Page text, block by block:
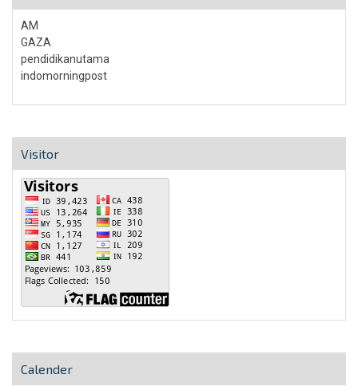
AM
GAZA
pendidikanutama
indomorningpost
Visitor
Calender